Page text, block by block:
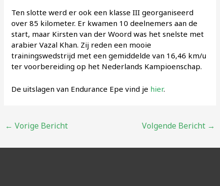
Ten slotte werd er ook een klasse III georganiseerd
over 85 kilometer. Er kwamen 10 deelnemers aan de
start, maar Kirsten van der Woord was het snelste met
arabier Vazal Khan. Zij reden een mooie
trainingswedstrijd met een gemiddelde van 16,46 km/u
ter voorbereiding op het Nederlands Kampioenschap.
De uitslagen van Endurance Epe vind je hier.
Bericht
navigatie
← Vorige Bericht Volgende Bericht →